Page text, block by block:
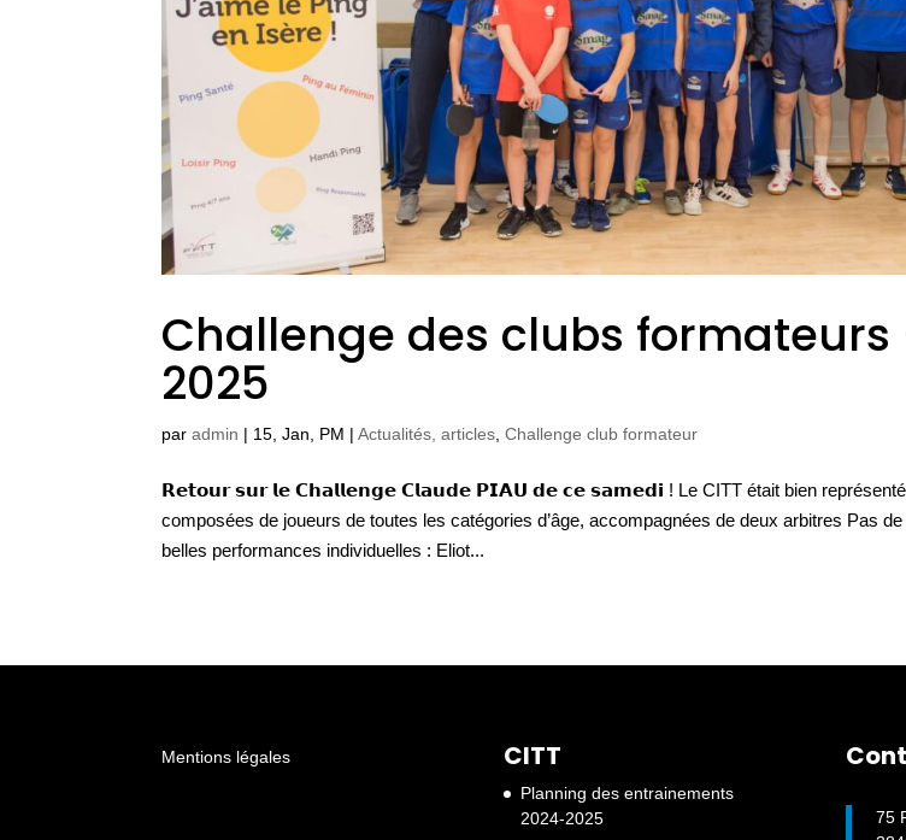
Challenge des clubs formateurs
2025
paradmin | 15, Jan, PM |Actualités, articles ,Challenge club formateur
𝗥𝗲𝘁𝗼𝘂𝗿 𝘀𝘂𝗿 𝗹𝗲 𝗖𝗵𝗮𝗹𝗹𝗲𝗻𝗴𝗲 𝗖𝗹𝗮𝘂𝗱𝗲 𝗣𝗜𝗔𝗨 𝗱𝗲 𝗰𝗲 𝘀𝗮𝗺𝗲𝗱𝗶 ! Le CITT était bien représenté
composées de joueurs de toutes les catégories d’âge, accompagnées de deux arbitres Pas
belles performances individuelles : Eliot...
Mentions légales CITT
Planning des entrainements
2024-2025
75